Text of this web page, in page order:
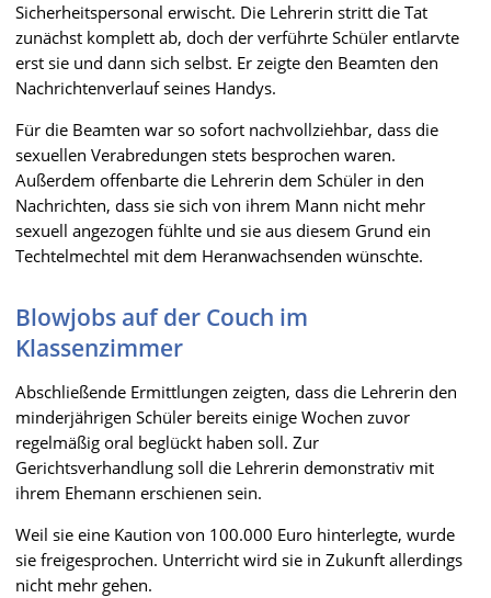
Sicherheitspersonal erwischt. Die Lehrerin stritt die Tat
zunächst komplett ab, doch der verführte Schüler entlarvte
erst sie und dann sich selbst. Er zeigte den Beamten den
Nachrichtenverlauf seines Handys.
Für die Beamten war so sofort nachvollziehbar, dass die
sexuellen Verabredungen stets besprochen waren.
Außerdem offenbarte die Lehrerin dem Schüler in den
Nachrichten, dass sie sich von ihrem Mann nicht mehr
sexuell angezogen fühlte und sie aus diesem Grund ein
Techtelmechtel mit dem Heranwachsenden wünschte.
Blowjobs auf der Couch im
Klassenzimmer
Abschließende Ermittlungen zeigten, dass die Lehrerin den
minderjährigen Schüler bereits einige Wochen zuvor
regelmäßig oral beglückt haben soll. Zur
Gerichtsverhandlung soll die Lehrerin demonstrativ mit
ihrem Ehemann erschienen sein.
Weil sie eine Kaution von 100.000 Euro hinterlegte, wurde
sie freigesprochen. Unterricht wird sie in Zukunft allerdings
nicht mehr gehen.